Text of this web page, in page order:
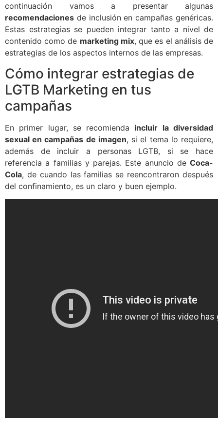
continuación vamos a presentar algunas
recomendaciones de inclusión en campañas genéricas.
Estas estrategias se pueden integrar tanto a nivel de
contenido como de marketing mix, que es el análisis de
estrategias de los aspectos internos de las empresas.
Cómo integrar estrategias de
LGTB Marketing en tus
campañas
En primer lugar, se recomienda incluir la diversidad
sexual en campañas de imagen, si el tema lo requiere,
además de incluir a personas LGTB, si se hace
referencia a familias y parejas. Este anuncio de Coca-
Cola, de cuando las familias se reencontraron después
del confinamiento, es un claro y buen ejemplo.